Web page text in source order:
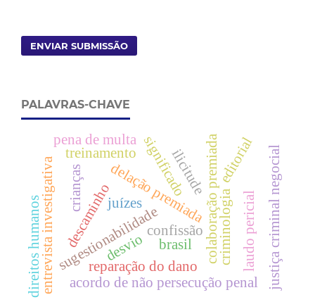
ENVIAR SUBMISSÃO
PALAVRAS-CHAVE
colaboração premiada
delação premiada
confissão
sugestionabilidade
entrevista investigativa acordo de não persecução penal
reparação do dano
descaminhodesvio
significado
criminologia
editorial
brasil justiça criminal negocial
direitos humanos
ilicitude
treinamento
crianças juízes
pena de multa
laudo pericial